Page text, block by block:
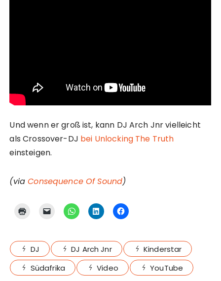
Und wenn er groß ist, kann DJ Arch Jnr vielleicht
als Crossover-DJ bei Unlocking The Truth
einsteigen.
(viaConsequence Of Sound)
DJ DJ Arch Jnr
Kinderstar
Südafrika
Video YouTube